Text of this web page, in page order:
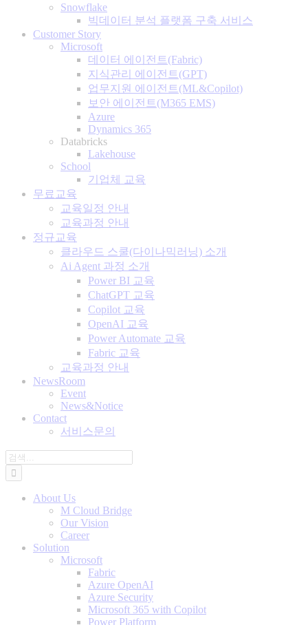
Snowflake
빅데이터 분석 플랫폼 구축 서비스
Customer Story
Microsoft
데이터 에이전트(Fabric)
지식관리 에이전트(GPT)
업무지원 에이전트(ML&Copilot)
보안 에이전트(M365 EMS)
Azure
Dynamics 365
Databricks
Lakehouse
School
기업체 교육
무료교육
교육일정 안내
교육과정 안내
정규교육
클라우드 스쿨(다이나믹러닝) 소개
Ai Agent 과정 소개
Power BI 교육
ChatGPT 교육
Copilot 교육
OpenAI 교육
Power Automate 교육
Fabric 교육
교육과정 안내
NewsRoom
Event
News&Notice
Contact
서비스문의
검
색:
About Us
M Cloud Bridge
Our Vision
Career
Solution
Microsoft
Fabric
Azure OpenAI
Azure Security
Microsoft 365 with Copilot
Power Platform